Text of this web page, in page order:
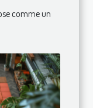
des
comme un